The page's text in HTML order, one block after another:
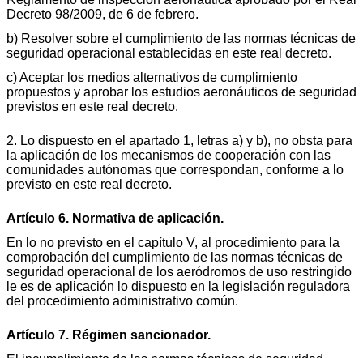
Decreto 98/2009, de 6 de febrero.
b) Resolver sobre el cumplimiento de las normas técnicas de
seguridad operacional establecidas en este real decreto.
c) Aceptar los medios alternativos de cumplimiento
propuestos y aprobar los estudios aeronáuticos de seguridad
previstos en este real decreto.
2. Lo dispuesto en el apartado 1, letras a) y b), no obsta para
la aplicación de los mecanismos de cooperación con las
comunidades autónomas que correspondan, conforme a lo
previsto en este real decreto.
Artículo 6. Normativa de aplicación.
En lo no previsto en el capítulo V, al procedimiento para la
comprobación del cumplimiento de las normas técnicas de
seguridad operacional de los aeródromos de uso restringido
le es de aplicación lo dispuesto en la legislación reguladora
del procedimiento administrativo común.
Artículo 7. Régimen sancionador.